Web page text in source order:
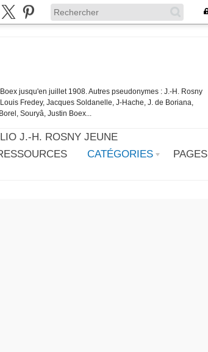
jusqu'en juillet 1908. Autres pseudonymes : J.-H. Rosny
Fredey, Jacques Soldanelle, J-Hache, J. de Boriana,
Souryâ, Justin Boex...
J.-H. ROSNY JEUNE
CATÉGORIES
PAGES